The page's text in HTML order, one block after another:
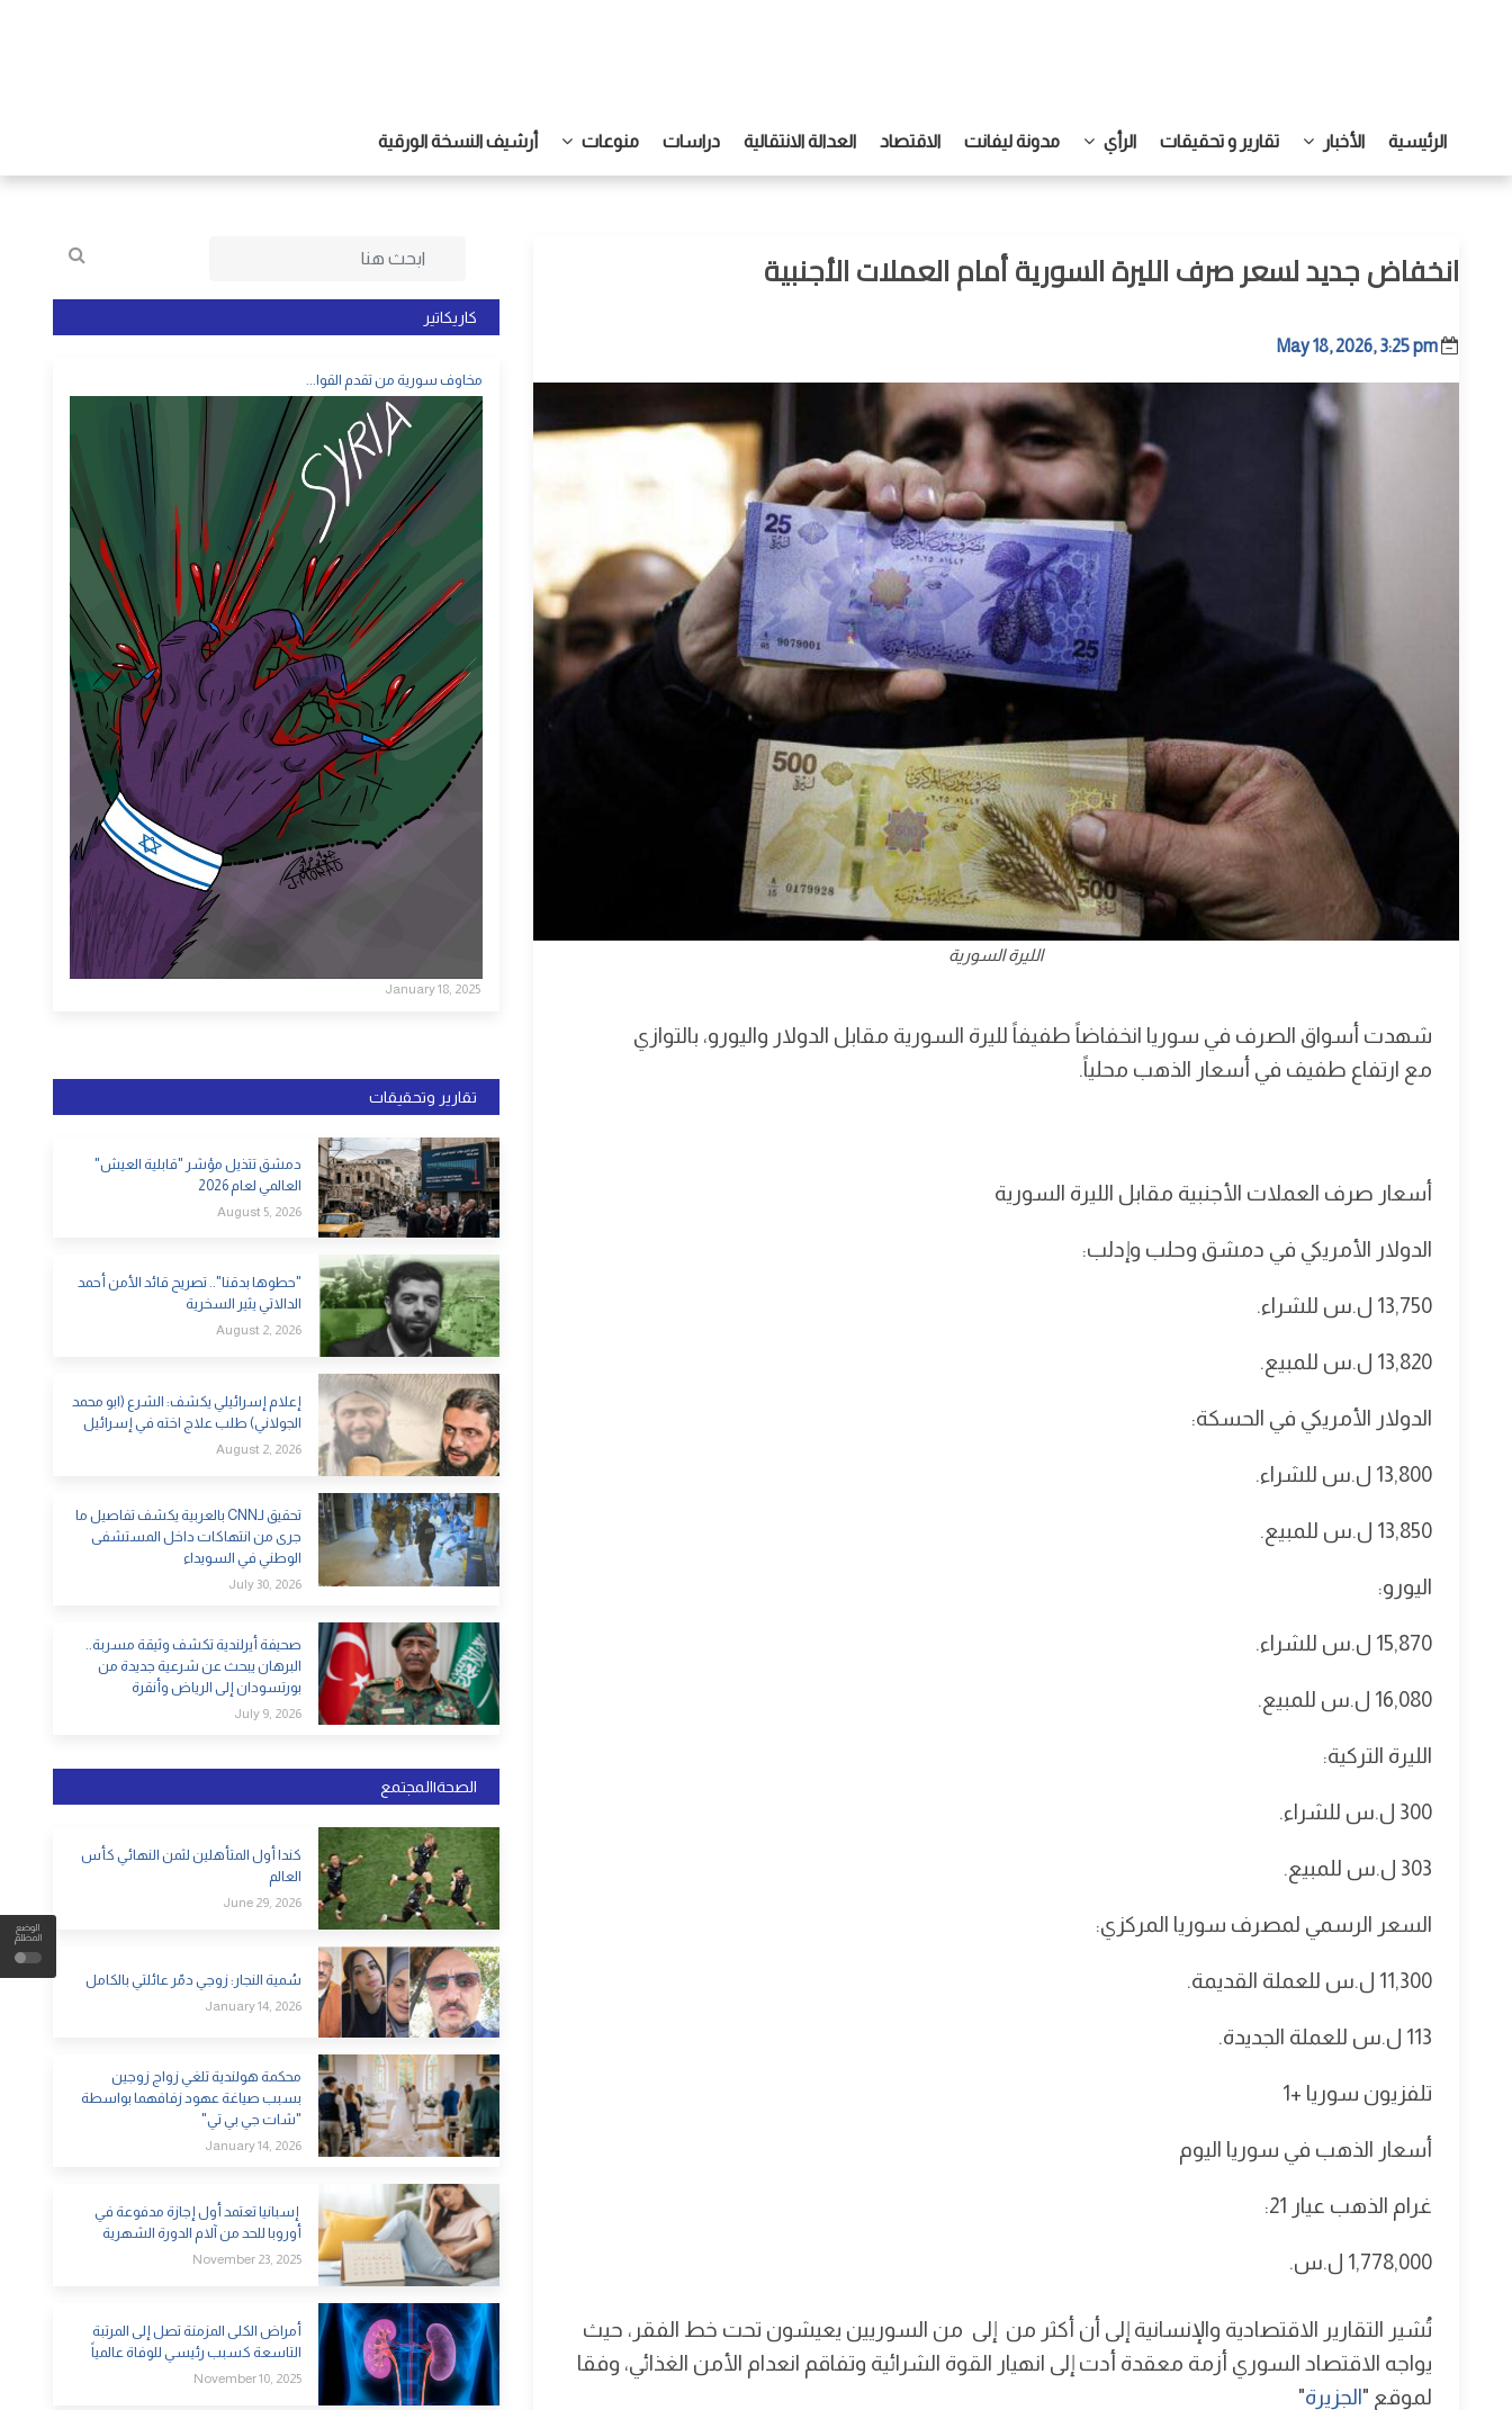
الوضع
المظلم
الرئيسية الأخبار تقارير و تحقيقات الرأي مدونة ليفانت الاقتصاد العدالة الانتقالية دراسات منوعات أرشيف النسخة الورقية
انخفاض جديد لسعر صرف الليرة السورية أمام العملات الأجنبية
May 18, 2026, 3:25 pm
الليرة السورية
شهدت أسواق الصرف في سوريا انخفاضاً طفيفاً لليرة السورية مقابل الدولار واليورو، بالتوازي
مع ارتفاع طفيف في أسعار الذهب محلياً.
أسعار صرف العملات الأجنبية مقابل الليرة السورية
الدولار الأمريكي في دمشق وحلب وإدلب:
13,750 ل.س للشراء.
13,820 ل.س للمبيع.
الدولار الأمريكي في الحسكة:
13,800 ل.س للشراء.
13,850 ل.س للمبيع.
اليورو:
15,870 ل.س للشراء.
16,080 ل.س للمبيع.
الليرة التركية:
300 ل.س للشراء.
303 ل.س للمبيع.
السعر الرسمي لمصرف سوريا المركزي:
11,300 ل.س للعملة القديمة.
113 ل.س للعملة الجديدة.
تلفزيون سوريا +1
أسعار الذهب في سوريا اليوم
غرام الذهب عيار 21:
1,778,000 ل.س.
تُشير التقارير الاقتصادية والإنسانية إلى أن أكثر من إلى من السوريين يعيشون تحت خط الفقر، حيث
يواجه الاقتصاد السوري أزمة معقدة أدت إلى انهيار القوة الشرائية وتفاقم انعدام الأمن الغذائي، وفقا
لموقع "الجزيرة"
كاريكاتير
مخاوف سورية من تقدم القوا...
January 18, 2025
تقارير وتحقيقات
دمشق تتذيل مؤشر "قابلية العيش"
العالمي لعام 2026
August 5, 2026
"حطوها بدقنا".. تصريح قائد الأمن أحمد
الدالاتي يثير السخرية
August 2, 2026
إعلام إسرائيلي يكشف: الشرع (ابو محمد
الجولاني) طلب علاج اخته في إسرائيل
August 2, 2026
تحقيق لـCNN بالعربية يكشف تفاصيل ما
جرى من انتهاكات داخل المستشفى
الوطني في السويداء
July 30, 2026
صحيفة أيرلندية تكشف وثيقة مسربة..
البرهان يبحث عن شرعية جديدة من
بورتسودان إلى الرياض وأنقرة
July 9, 2026
الصحة|المجتمع
كندا أول المتأهلين لثمن النهائي كأس
العالم
June 29, 2026
سُمية النجار: زوجي دمّر عائلتي بالكامل
January 14, 2026
محكمة هولندية تلغي زواج زوجين
بسبب صياغة عهود زفافهما بواسطة
"شات جي بي تي"
January 14, 2026
إسبانيا تعتمد أول إجازة مدفوعة في
أوروبا للحد من آلام الدورة الشهرية
November 23, 2025
أمراض الكلى المزمنة تصل إلى المرتبة
التاسعة كسبب رئيسي للوفاة عالمياً
November 10, 2025